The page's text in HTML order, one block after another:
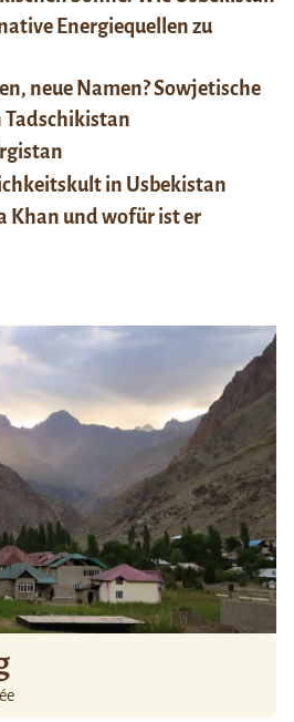
Energiequellen zu
neue Namen? Sowjetische
in Usbekistan
Khan und wofür ist er